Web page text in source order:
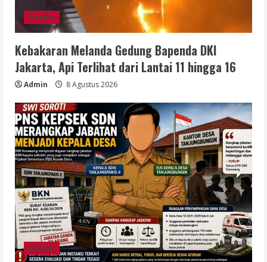
Berita
Kebakaran Melanda Gedung Bapenda DKI
Jakarta, Api Terlihat dari Lantai 11 hingga 16
Admin 8 Agustus 2026
Berita